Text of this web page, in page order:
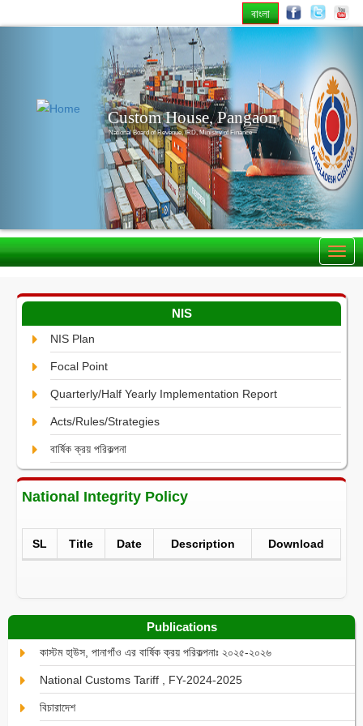
বাংলা
Custom House, Pangaon
National Board of Revenue, IRD, Ministry of Finance
NIS
NIS Plan
Focal Point
Quarterly/Half Yearly Implementation Report
Acts/Rules/Strategies
বার্ষিক ক্রয় পরিকল্পনা
National Integrity Policy
SL Title Date Description Download
Publications
কাস্টম হা্উস, পানাগাঁও এর বার্ষিক ক্রয় পরিকল্পনাঃ ২০২৫-২০২৬
National Customs Tariff , FY-2024-2025
বিচারাদেশ